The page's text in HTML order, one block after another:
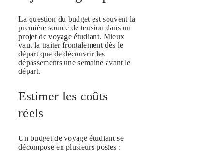
La question du budget est souvent la
première source de tension dans un
projet de voyage étudiant. Mieux
vaut la traiter frontalement dès le
départ que de découvrir les
dépassements une semaine avant le
départ.
Estimer les coûts
réels
Un budget de voyage étudiant se
décompose en plusieurs postes :